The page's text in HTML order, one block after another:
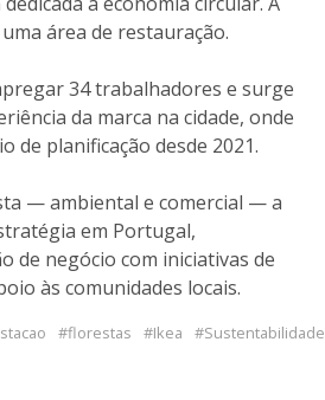
área de restauração.
34 trabalhadores e surge
da marca na cidade, onde
de planificação desde 2021.
— ambiental e comercial — a
em Portugal,
de negócio com iniciativas de
às comunidades locais.
florestas Ikea Sustentabilidade